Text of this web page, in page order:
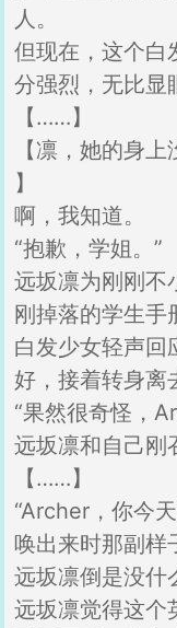
人。
但现在，这个白
分强烈，无比显
【……】
【凛，她的身上
】
啊，我知道。
“抱歉，学姐。”
远坂凛为刚刚不
刚掉落的学生手
白发少女轻声回
好，接着转身离
“果然很奇怪，
远坂凛和自己刚
【……】
“Archer，你今
唤出来时那副样
远坂凛倒是没什
远坂凛觉得这个